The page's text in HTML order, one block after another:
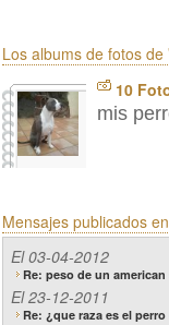
Los albums de fotos de
10
mis
Mensajes publicados
El 03-04-2012
Re: peso de un
El 23-12-2011
Re: ¿que raza es el